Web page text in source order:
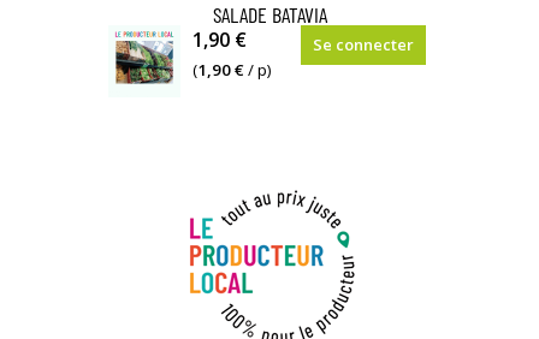
SALADE BATAVIA
1,90 €
(1,90 €/ p)
Se connecter